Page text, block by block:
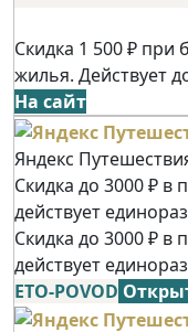
Скидка 1 500 ₽ при
жилья. Действует
На сайт
Яндекс
Скидка до 3000 ₽ в
действует
Скидка до 3000 ₽ в
действует
ETO-POVOD